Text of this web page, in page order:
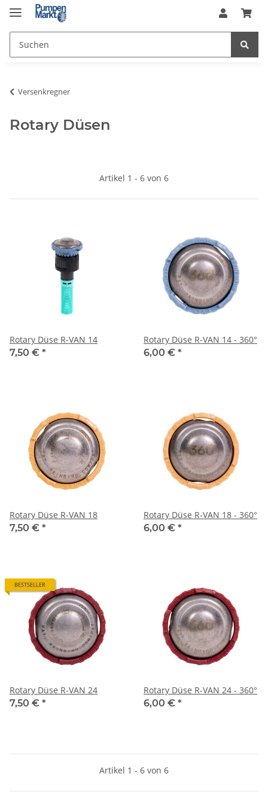
Versenkregner
Rotary Düsen
Artikel 1 - 6 von 6
Rotary Düse R-VAN 14
7,50 € *
Rotary Düse R-VAN 14 - 360°
6,00 € *
Rotary Düse R-VAN 18
7,50 € *
Rotary Düse R-VAN 18 - 360°
6,00 € *
BESTSELLER
Rotary Düse R-VAN 24
7,50 € *
Rotary Düse R-VAN 24 - 360°
6,00 € *
Artikel 1 - 6 von 6